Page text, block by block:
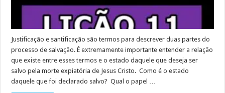
Justificação e santificação são termos para descrever duas partes do
processo de salvação. É extremamente importante entender a relação
que existe entre esses termos e o estado daquele que deseja ser
salvo pela morte expiatória de Jesus Cristo. Como é o estado
daquele que foi declarado salvo? Qual o papel …